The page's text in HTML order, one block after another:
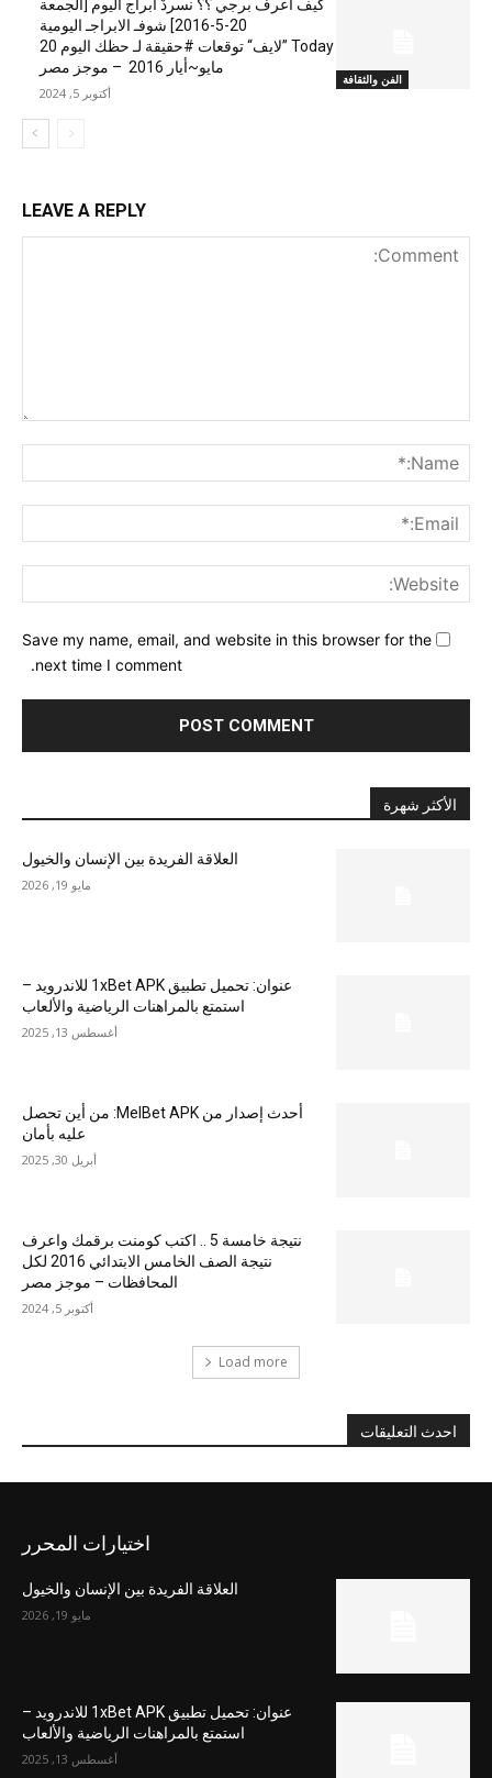
الفن والثقافة
كيف اعرف برجي ؟؟ نسردْ ابراج اليوم [الجمعة
20-5-2016] شوفـ الابراجـ اليومية
Today ”لايف“ توقعات #حقيقة لـ حظك اليوم 20
مايو~أيار 2016 – موجز مصر
أكتوبر 5, 2024
LEAVE A REPLY
Save my name, email, and website in this browser for the
next time I comment.
الأكثر شهرة
العلاقة الفريدة بين الإنسان والخيول
مايو 19, 2026
عنوان: تحميل تطبيق 1xBet APK للاندرويد –
استمتع بالمراهنات الرياضية والألعاب
أغسطس 13, 2025
أحدث إصدار من MelBet APK: من أين تحصل
عليه بأمان
أبريل 30, 2025
نتيجة خامسة 5 .. اكتب كومنت برقمك واعرف
نتيجة الصف الخامس الابتدائي 2016 لكل
المحافظات – موجز مصر
أكتوبر 5, 2024
Load more
احدث التعليقات
اختيارات المحرر
العلاقة الفريدة بين الإنسان والخيول
مايو 19, 2026
عنوان: تحميل تطبيق 1xBet APK للاندرويد –
استمتع بالمراهنات الرياضية والألعاب
أغسطس 13, 2025